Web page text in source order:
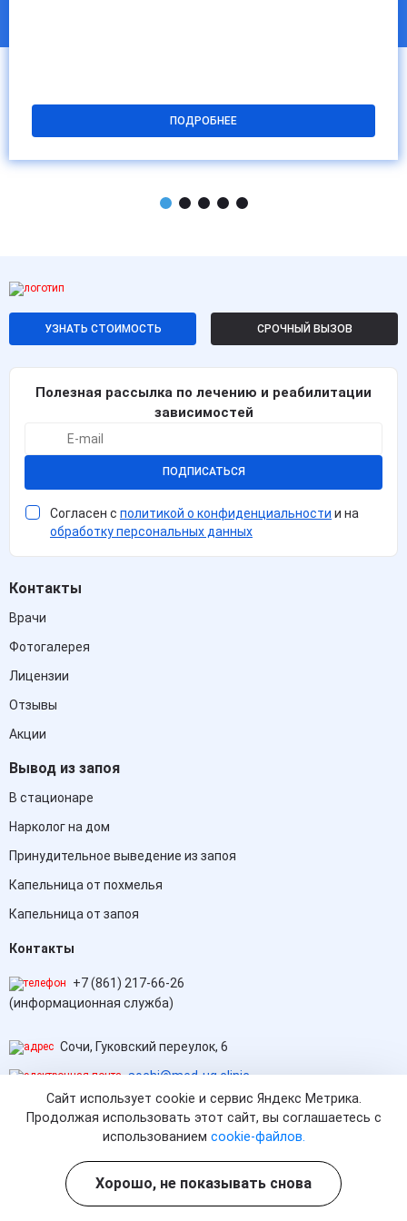
ПОДРОБНЕЕ
УЗНАТЬ СТОИМОСТЬ СРОЧНЫЙ ВЫЗОВ
Полезная рассылка по лечению и реабилитации
зависимостей
ПОДПИСАТЬСЯ
Согласен с политикой о конфиденциальности и на
обработку персональных данных
Контакты
Врачи
Фотогалерея
Лицензии
Отзывы
Акции
Вывод из запоя
В стационаре
Нарколог на дом
Принудительное выведение из запоя
Капельница от похмелья
Капельница от запоя
Контакты
+7 (861) 217-66-26
(информационная служба)
Сочи, Гуковский переулок, 6
sochi@med-ug.clinic
Круглосуточно, без выходных
Способы оплаты
Политика конфиденциальности персональных данных
Сайт использует cookie и сервис Яндекс Метрика.
Продолжая использовать этот сайт, вы соглашаетесь с
использованием cookie-файлов.
Хорошо, не показывать снова